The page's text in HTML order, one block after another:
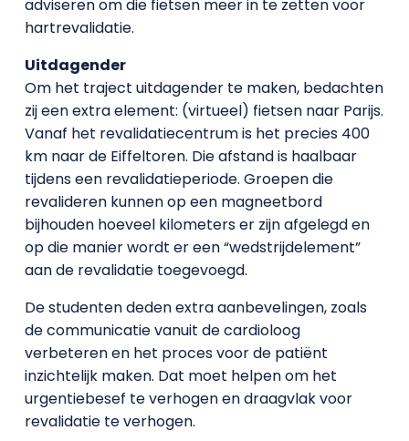
adviseren om die fietsen meer in te zetten voor
hartrevalidatie.
Uitdagender
Om het traject uitdagender te maken, bedachten
zij een extra element: (virtueel) fietsen naar Parijs.
Vanaf het revalidatiecentrum is het precies 400
km naar de Eiffeltoren. Die afstand is haalbaar
tijdens een revalidatieperiode. Groepen die
revalideren kunnen op een magneetbord
bijhouden hoeveel kilometers er zijn afgelegd en
op die manier wordt er een “wedstrijdelement”
aan de revalidatie toegevoegd.
De studenten deden extra aanbevelingen, zoals
de communicatie vanuit de cardioloog
verbeteren en het proces voor de patiënt
inzichtelijk maken. Dat moet helpen om het
urgentiebesef te verhogen en draagvlak voor
revalidatie te verhogen.